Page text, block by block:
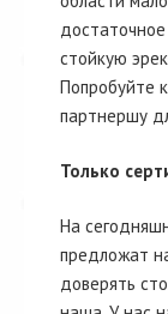
стойкую
Попробуйте
партнершу
Только
На
предложат
доверять